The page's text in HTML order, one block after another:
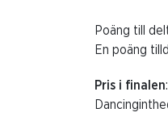
Poäng till
En poäng
Pris i finalen